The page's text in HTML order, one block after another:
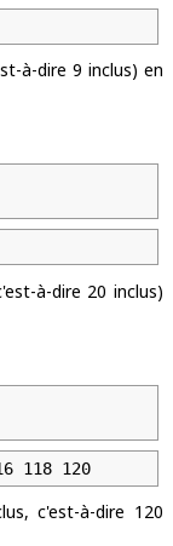
à-dire 9 inclus) en
à-dire 20 inclus)
c'est-à-dire 120